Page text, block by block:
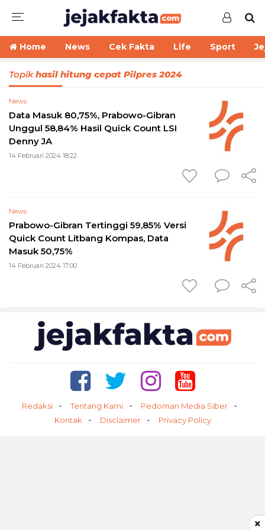
Home News Cek Fakta Life Sport
Topikhasil hitung cepat Pilpres 2024
News
Data Masuk 80,75%, Prabowo-Gibran
Unggul 58,84% Hasil Quick Count LSI
Denny JA
14 Februari 2024 18:22
News
Prabowo-Gibran Tertinggi 59,85% Versi
Quick Count Litbang Kompas, Data
Masuk 50,75%
14 Februari 2024 17:00
Redaksi Tentang Kami
Pedoman Media Siber
Kontak
Disclaimer Privacy Policy
×